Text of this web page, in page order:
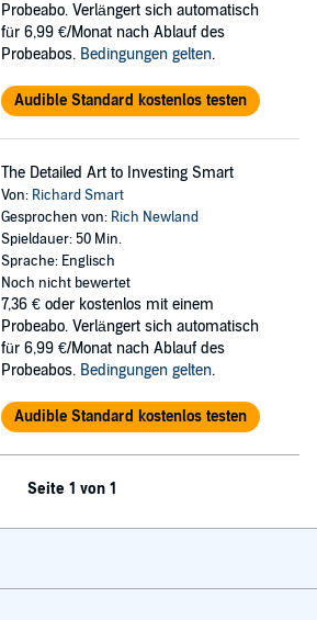
Probeabo. Verlängert sich automatisch
für 6,99 €/Monat nach Ablauf des
Probeabos. Bedingungen gelten.
Audible Standard kostenlos testen
The Detailed Art to Investing Smart
Von: Richard Smart
Gesprochen von: Rich Newland
Spieldauer: 50 Min.
Sprache: Englisch
Noch nicht bewertet
7,36 € oder kostenlos mit einem
Probeabo. Verlängert sich automatisch
für 6,99 €/Monat nach Ablauf des
Probeabos. Bedingungen gelten.
Audible Standard kostenlos testen
Seite 1 von 1